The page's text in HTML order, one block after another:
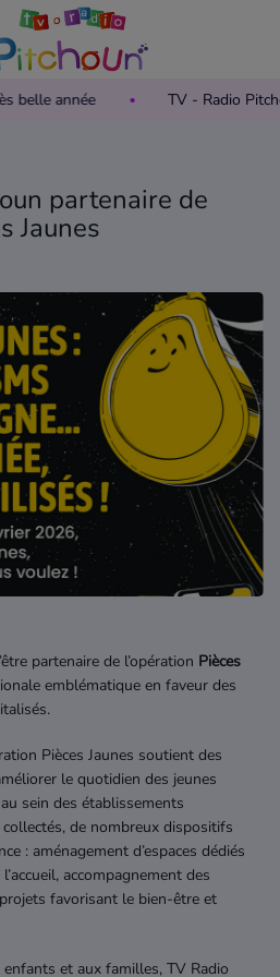
belle année TV - Radio
TV
?
Radio
?
partenaire de
Jaunes
partenaire de l’opération Pièces
emblématique en faveur des
Pièces Jaunes soutient des
le quotidien des jeunes
sein des établissements
de nombreux dispositifs
: aménagement d’espaces dédiés
accompagnement des
favorisant le bien-être et
et aux familles, TV Radio